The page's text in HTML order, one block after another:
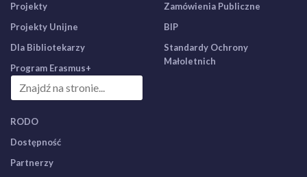
Projekty
Projekty Unijne
Dla Bibliotekarzy
Program Erasmus+
Zamówienia Publiczne
BIP
Standardy Ochrony
Małoletnich
RODO
Dostępność
Partnerzy